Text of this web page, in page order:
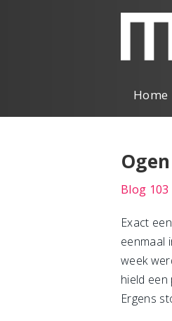
Home
Ogen
Blog
Exact
eenmaal
week
hield een
Ergens